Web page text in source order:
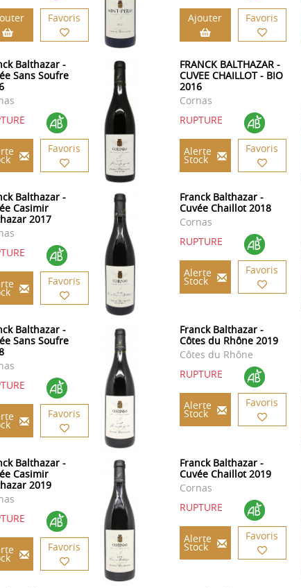
Favoris Ajouter Favoris
Balthazar -
Sans Soufre
Favoris
FRANCK BALTHAZAR -
CUVEE CHAILLOT - BIO
2016
Cornas
RUPTURE
Alerte
Stock
Favoris
Balthazar -
Casimir
2017
Favoris
Franck Balthazar -
Cuvée Chaillot 2018
Cornas
RUPTURE
Alerte
Stock
Favoris
Balthazar -
Sans Soufre
Favoris
Franck Balthazar -
Côtes du Rhône 2019
Côtes du Rhône
RUPTURE
Alerte
Stock
Favoris
Balthazar -
Casimir
2019
Favoris
Franck Balthazar -
Cuvée Chaillot 2019
Cornas
RUPTURE
Alerte
Stock
Favoris